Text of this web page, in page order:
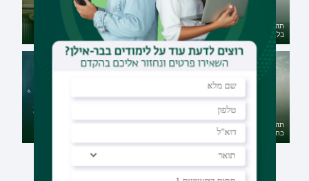
תואר ראשון בתרבות צרפת עם
בלשנות אנגלית - דו-חוגי מובנה
תואר ראשון בלימודים קלאסיים
עם פילוסופיה כללית - דו-חוגי
מובנה
תואר שני בספרות משווה במגמת
כתיבה יוצרת